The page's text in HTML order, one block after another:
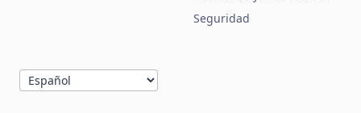
Seguridad